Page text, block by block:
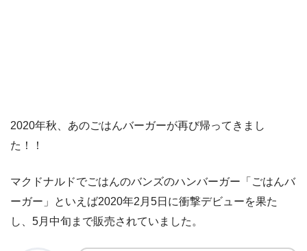
2020年秋、あのごはんバーガーが再び帰ってきまし
た！！
マクドナルドでごはんのバンズのハンバーガー「ごはんバ
ーガー」といえば2020年2月5日に衝撃デビューを果た
し、5月中旬まで販売されていました。